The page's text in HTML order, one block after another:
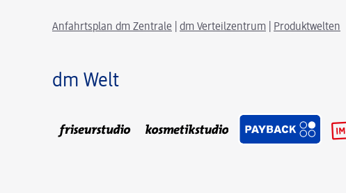
Anfahrtsplan dm Zentrale dm Verteilzentrum Produktwelten
dm Welt